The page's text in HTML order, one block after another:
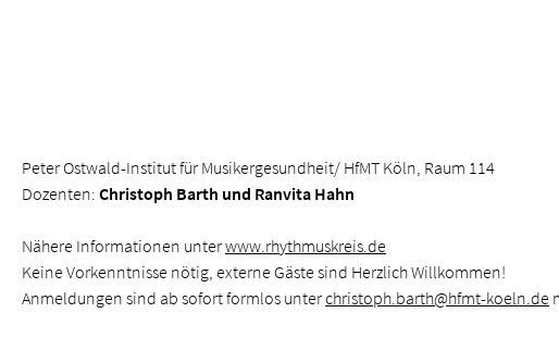
Peter Ostwald-Institut für Musikergesundheit/ HfMT Köln, Raum 114
Dozenten: Christoph Barth und Ranvita Hahn
Nähere Informationen unterwww.rhythmuskreis.de
Keine Vorkenntnisse nötig, externe Gäste sind Herzlich Willkommen!
Anmeldungen sind ab sofort formlos unterchristoph.barth@hfmt-koeln.de